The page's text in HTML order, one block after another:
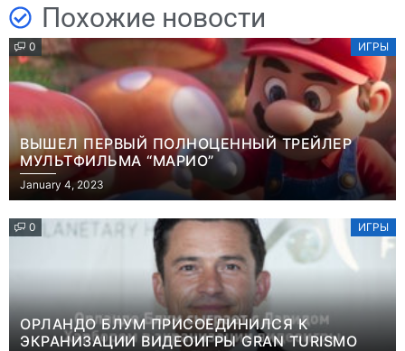
Похожие новости
0 ИГРЫ
ВЫШЕЛ ПЕРВЫЙ ПОЛНОЦЕННЫЙ ТРЕЙЛЕР
МУЛЬТФИЛЬМА “МАРИО”
January 4, 2023
0 ИГРЫ
ОРЛАНДО БЛУМ ПРИСОЕДИНИЛСЯ К
ЭКРАНИЗАЦИИ ВИДЕОИГРЫ GRAN TURISMO